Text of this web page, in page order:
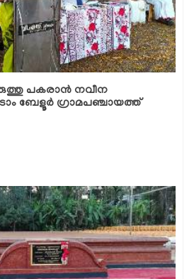
പകരാന്‍ നവീന
ബേളൂര്‍ ഗ്രാമപഞ്ചായത്ത്